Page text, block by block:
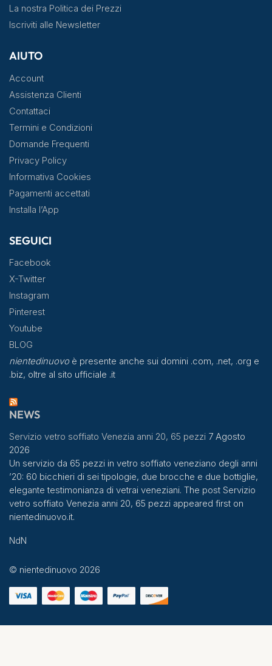
La nostra Politica dei Prezzi
Iscriviti alle Newsletter
AIUTO
Account
Assistenza Clienti
Contattaci
Termini e Condizioni
Domande Frequenti
Privacy Policy
Informativa Cookies
Pagamenti accettati
Installa l’App
SEGUICI
Facebook
X-Twitter
Instagram
Pinterest
Youtube
BLOG
nientedinuovoè presente anche sui domini .com, .net, .org e
.biz, oltre al sito ufficiale .it
NEWS
Servizio vetro soffiato Venezia anni 20, 65 pezzi 7 Agosto
2026
Un servizio da 65 pezzi in vetro soffiato veneziano degli anni
’20: 60 bicchieri di sei tipologie, due brocche e due bottiglie,
elegante testimonianza di vetrai veneziani. The post Servizio
vetro soffiato Venezia anni 20, 65 pezzi appeared first on
nientedinuovo.it.
NdN
© nientedinuovo 2026